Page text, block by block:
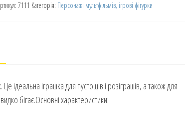
7111 Категорія: Персонажі мультфільмів, ігрові фігурки
ідеальна іграшка для пустощів і розіграшів, а також для
бігає.Основні характеристики: